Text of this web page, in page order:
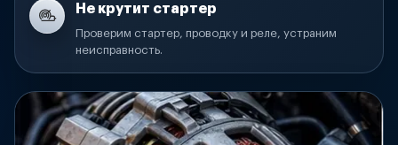
Не крутит стартер
Проверим стартер, проводку и реле, устраним
неисправность.